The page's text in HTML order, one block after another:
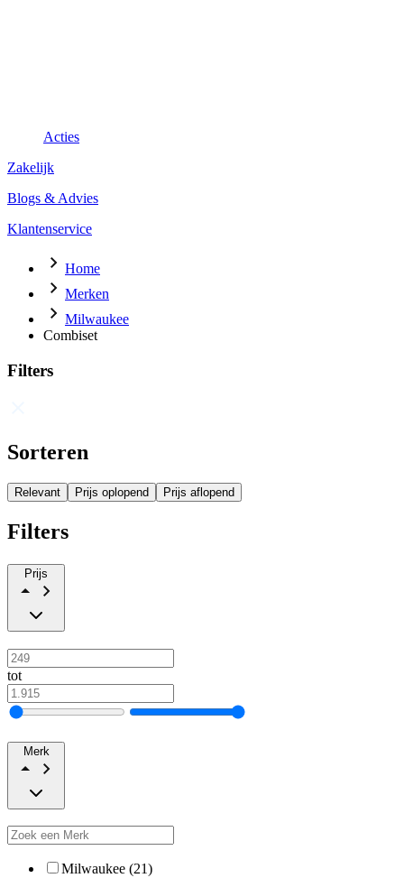
Acties
Zakelijk
Blogs & Advies
Klantenservice
Home
Merken
Milwaukee
Combiset
Filters
Sorteren
Relevant Prijs oplopend Prijs aflopend
Filters
Prijs
tot
Merk
Milwaukee (21)